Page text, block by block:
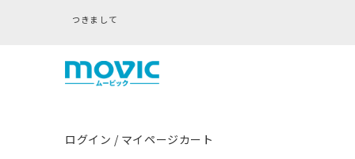
ログイン / マイページカート